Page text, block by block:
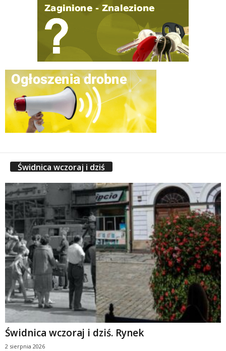
Świdnica wczoraj i dziś
Świdnica wczoraj i dziś. Rynek
2 sierpnia 2026